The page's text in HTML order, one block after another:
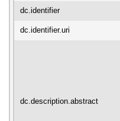
dc.identifier
dc.identifier.uri
dc.description.abstract